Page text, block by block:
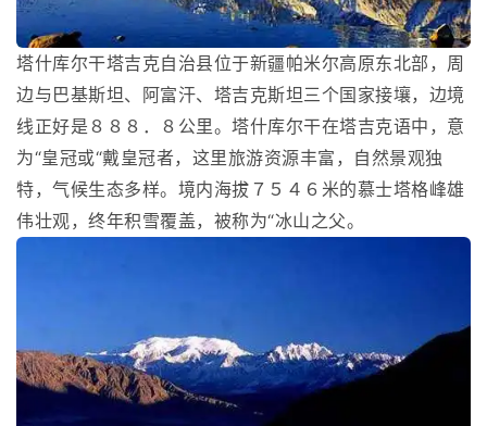
塔什库尔干塔吉克自治县位于新疆帕米尔高原东北部，周
边与巴基斯坦、阿富汗、塔吉克斯坦三个国家接壤，边境
线正好是８８８．８公里。塔什库尔干在塔吉克语中，意
为“皇冠或“戴皇冠者，这里旅游资源丰富，自然景观独
特，气候生态多样。境内海拔７５４６米的慕士塔格峰雄
伟壮观，终年积雪覆盖，被称为“冰山之父。